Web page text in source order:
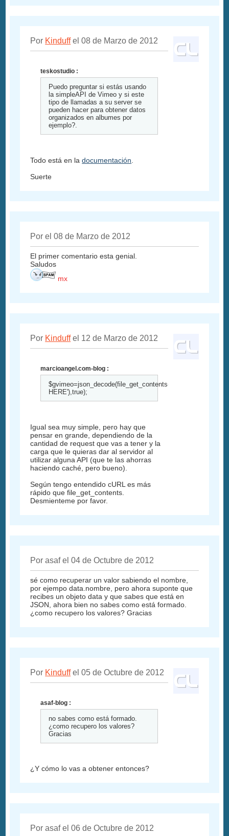
Por Kinduffel 08 de Marzo de 2012
teskostudio :
Puedo preguntar si estás usando
la simpleAPI de Vimeo y si este
tipo de llamadas a su server se
pueden hacer para obtener datos
organizados en albumes por
ejemplo?.
Todo está en ladocumentación
Suerte
Por el 08 de Marzo de 2012
El primer comentario esta genial.
Saludos
mx
Por Kinduffel 12 de Marzo de 2012
marcioangel.com-blog :
$gvimeo=json_decode(file_get_contents('URL
HERE'),true);
Igual sea muy simple, pero hay que
pensar en grande, dependiendo de la
cantidad de request que vas a tener y la
carga que le quieras dar al servidor al
utilizar alguna API (que te las ahorras
haciendo caché, pero bueno).
Según tengo entendido cURL es más
rápido que file_get_contents.
Desmienteme por favor.
Por asaf el 04 de Octubre de 2012
sé como recuperar un valor sabiendo el nombre,
por ejempo data.nombre, pero ahora suponte que
recibes un objeto data y que sabes que está en
JSON, ahora bien no sabes como está formado.
¿como recupero los valores? Gracias
Por Kinduffel 05 de Octubre de 2012
asaf-blog :
no sabes como está formado.
¿como recupero los valores?
Gracias
¿Y cómo lo vas a obtener entonces?
Por asaf el 06 de Octubre de 2012